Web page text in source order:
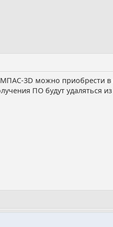
3D можно приобрести
ПО будут удаляться